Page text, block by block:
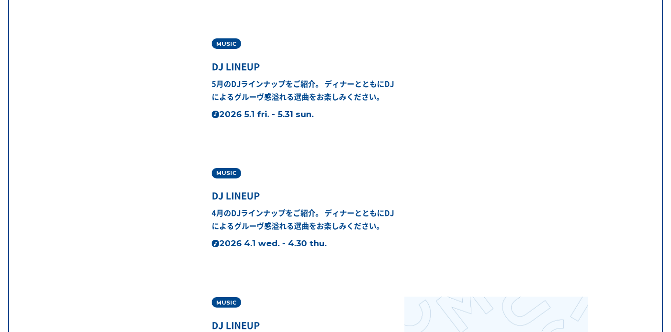
MUSIC
DJ LINEUP
5月のDJラインナップをご紹介。
ディナーとともにDJ
によるグルーヴ感溢れる選曲をお楽しみください。
2026 5.1 fri. - 5.31 sun.
MUSIC
DJ LINEUP
4月のDJラインナップをご紹介。
ディナーとともにDJ
によるグルーヴ感溢れる選曲をお楽しみください。
2026 4.1 wed. - 4.30 thu.
MUSIC
DJ LINEUP